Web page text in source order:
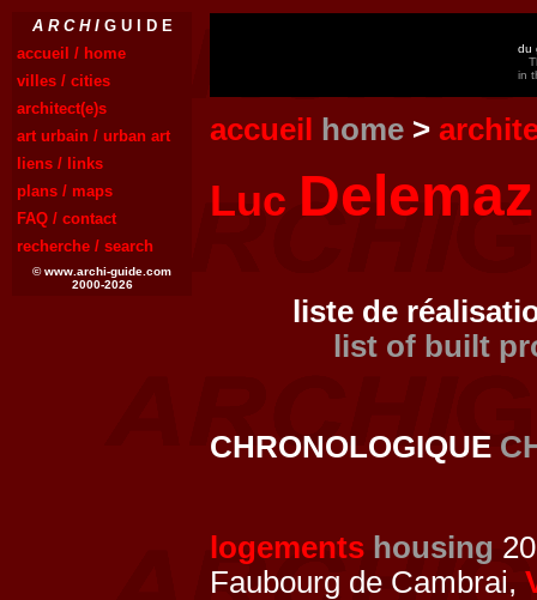
A R C H IG U I D E
accueil / home
villes / cities
architect(e)s
art urbain / urban art
liens / links
plans / maps
FAQ / contact
recherche / search
© www.archi-guide.com
2000-2026
du
in
accueil home >
Luc
liste de
list of built
CHRONOLOGIQUE
logements housing
Faubourg de Cambrai,